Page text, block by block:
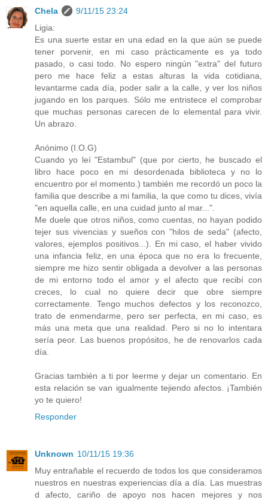
Chela
9/11/15 23:24
Ligia:
Es una suerte estar en una edad en la que aún se puede
tener porvenir, en mi caso prácticamente es ya todo
pasado, o casi todo. No espero ningún "extra" del futuro
pero me hace feliz a estas alturas la vida cotidiana,
levantarme cada día, poder salir a la calle, y ver los niños
jugando en los parques. Sólo me entristece el comprobar
que muchas personas carecen de lo elemental para vivir.
Un abrazo.
Anónimo (I.O.G)
Cuando yo leí "Estambul" (que por cierto, he buscado el
libro hace poco en mi desordenada biblioteca y no lo
encuentro por el momento.) también me recordó un poco la
familia que describe a mi familia, la que como tu dices, vivía
"en aquella calle, en una cuidad junto al mar...".
Me duele que otros niños, como cuentas, no hayan podido
tejer sus vivencias y sueños con "hilos de seda" (afecto,
valores, ejemplos positivos...). En mi caso, el haber vivido
una infancia feliz, en una época que no era lo frecuente,
siempre me hizo sentir obligada a devolver a las personas
de mi entorno todo el amor y el afecto que recibí con
creces, lo cual no quiere decir que obre siempre
correctamente. Tengo muchos defectos y los reconozco,
trato de enmendarme, pero ser perfecta, en mi caso, es
más una meta que una realidad. Pero si no lo intentara
sería peor. Las buenos propósitos, he de renovarlos cada
día.
Gracias también a ti por leerme y dejar un comentario. En
esta relación se van igualmente tejiendo afectos. ¡También
yo te quiero!
Responder
Unknown 10/11/15 19:36
Muy entrañable el recuerdo de todos los que consideramos
nuestros en nuestras experiencias día a día. Las muestras
d afecto, cariño de apoyo nos hacen mejores y nos